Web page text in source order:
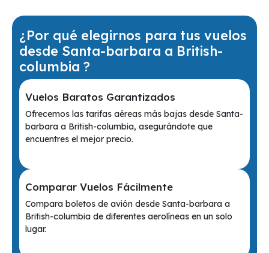
¿Por qué elegirnos para tus vuelos
desde Santa-barbara a British-
columbia ?
Vuelos Baratos Garantizados
Ofrecemos las tarifas aéreas más bajas desde Santa-
barbara a British-columbia, asegurándote que
encuentres el mejor precio.
Comparar Vuelos Fácilmente
Compara boletos de avión desde Santa-barbara a
British-columbia de diferentes aerolíneas en un solo
lugar.